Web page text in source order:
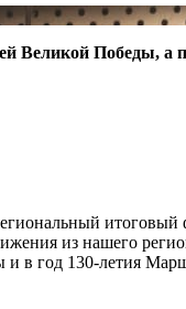
Победы, а
из нашего
в год 130-летия